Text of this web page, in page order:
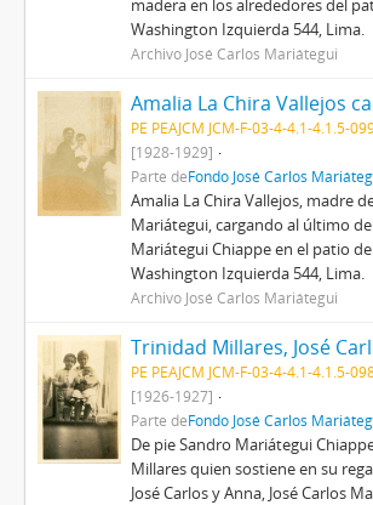
madera en los alrededores del
Washington Izquierda 544, Lima.
Archivo José Carlos Mariátegui
PE PEAJCM JCM-F-03-4-4.1-4.1.5-
[1928-1929]
Parte deFondo José Carlos
Amalia La Chira Vallejos, madre
Mariátegui, cargando al último de
Mariátegui Chiappe en el patio
Washington Izquierda 544, Lima.
Archivo José Carlos Mariátegui
PE PEAJCM JCM-F-03-4-4.1-4.1.5-
[1926-1927]
Parte deFondo José Carlos
De pie Sandro Mariátegui
Millares quien sostiene en su
José Carlos y Anna, José Carlos